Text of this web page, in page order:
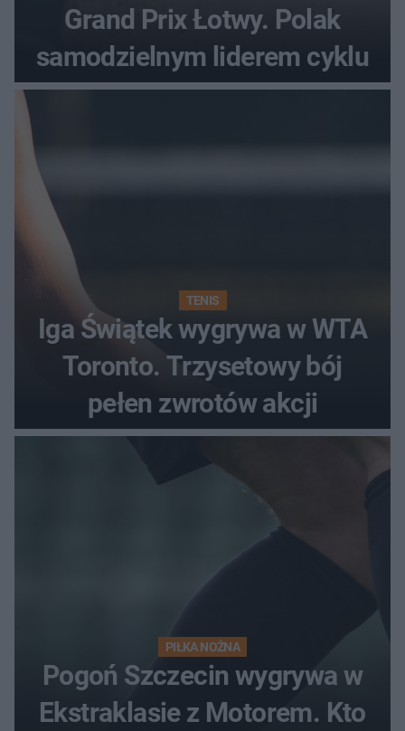
Grand Prix Łotwy. Polak
samodzielnym liderem cyklu
TENIS
Iga Świątek wygrywa w WTA
Toronto. Trzysetowy bój
pełen zwrotów akcji
PIŁKA NOŻNA
Pogoń Szczecin wygrywa w
Ekstraklasie z Motorem. Kto